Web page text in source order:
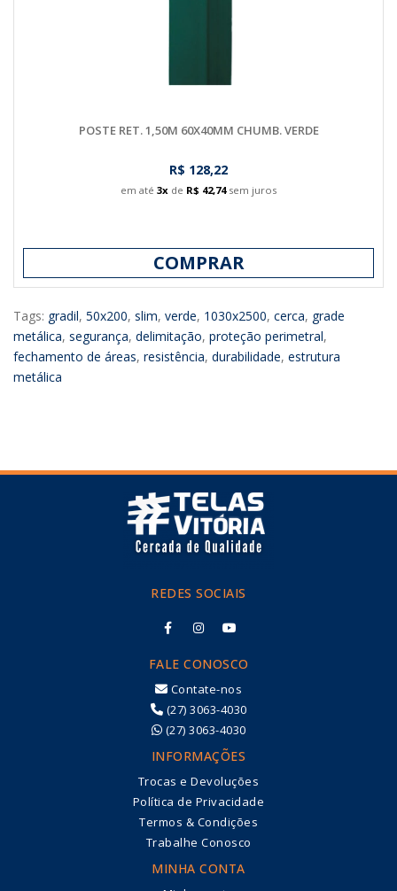
POSTE RET. 1,50M 60X40MM CHUMB. VERDE
R$ 128,22
em até 3x de R$ 42,74sem juros
COMPRAR
Tags: gradil, 50x200, slim, verde, 1030x2500, cerca, grade
metálica, segurança, delimitação, proteção perimetral,
fechamento de áreas, resistência, durabilidade, estrutura
metálica
REDES SOCIAIS
FALE CONOSCO
Contate-nos
(27) 3063-4030
(27) 3063-4030
INFORMAÇÕES
Trocas e Devoluções
Política de Privacidade
Termos & Condições
Trabalhe Conosco
MINHA CONTA